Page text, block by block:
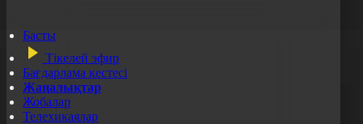
Басты
Тікелей эфир
Бағдарлама кестесі
Жаңалықтар
Жобалар
Телехикаялар